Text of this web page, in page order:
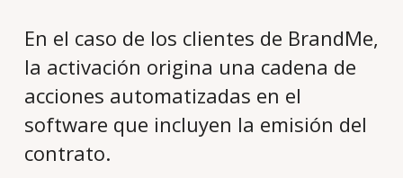
En el caso de los clientes de BrandMe,
la activación origina una cadena de
acciones automatizadas en el
software que incluyen la emisión del
contrato.